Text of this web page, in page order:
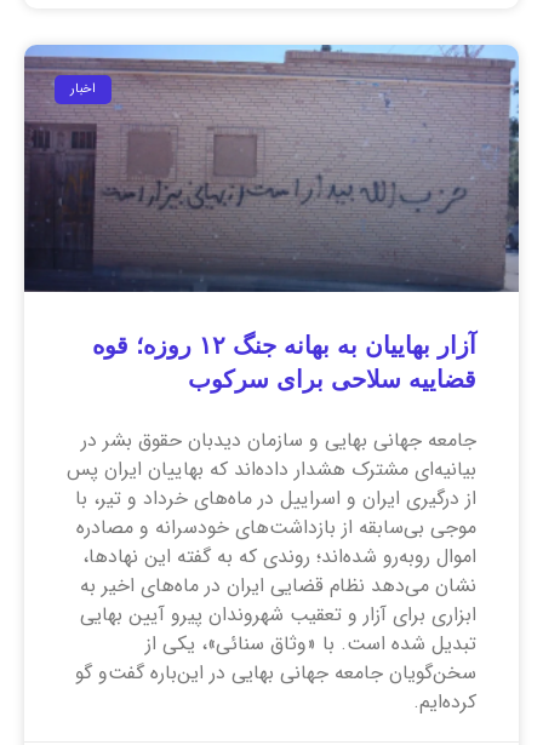
اخبار
آزار بهاییان به بهانه جنگ ۱۲ روزه؛ قوه
قضاییه سلاحی برای سرکوب
جامعه جهانی بهایی و سازمان دیدبان حقوق بشر در
بیانیه‌ای مشترک هشدار داده‌اند که بهاییان ایران پس
از درگیری ایران و اسراییل در ماه‌های خرداد و تیر، با
موجی بی‌سابقه از بازداشت‌های خودسرانه و مصادره
اموال روبه‌رو شده‌اند؛ روندی که به گفته این نهاد‌ها،
نشان می‌دهد نظام قضایی ایران در ماه‌های اخیر به
ابزاری برای آزار و تعقیب شهروندان پیرو آیین بهایی
تبدیل شده است. با «وثاق سنائی»، یکی از
سخن‌گویان جامعه جهانی بهایی در این‌باره گفت‌و گو
کرده‌ایم.